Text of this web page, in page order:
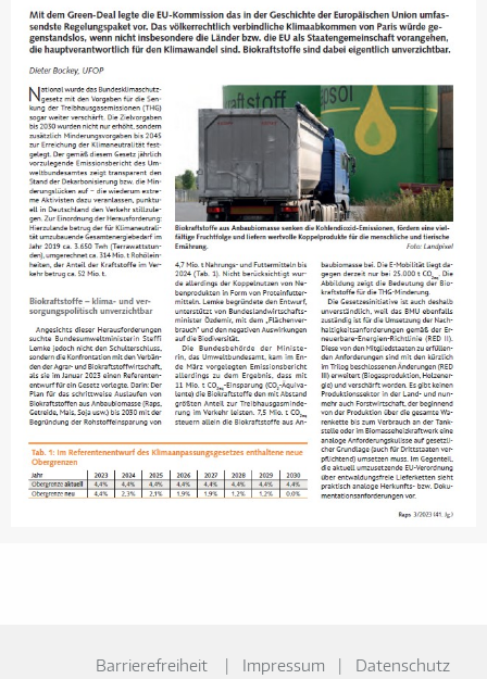
Barrierefreiheit Impressum Datenschutz